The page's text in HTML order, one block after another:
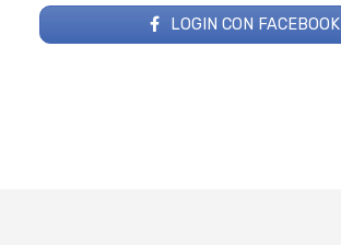
LOGIN CON FACEBOOK